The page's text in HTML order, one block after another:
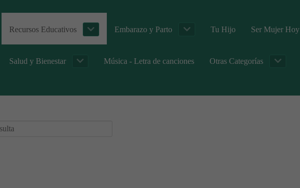
Recursos Educativos Embarazo y Parto Tu Hijo Ser Mujer Hoy
Salud y Bienestar Música - Letra de canciones Otras Categorías